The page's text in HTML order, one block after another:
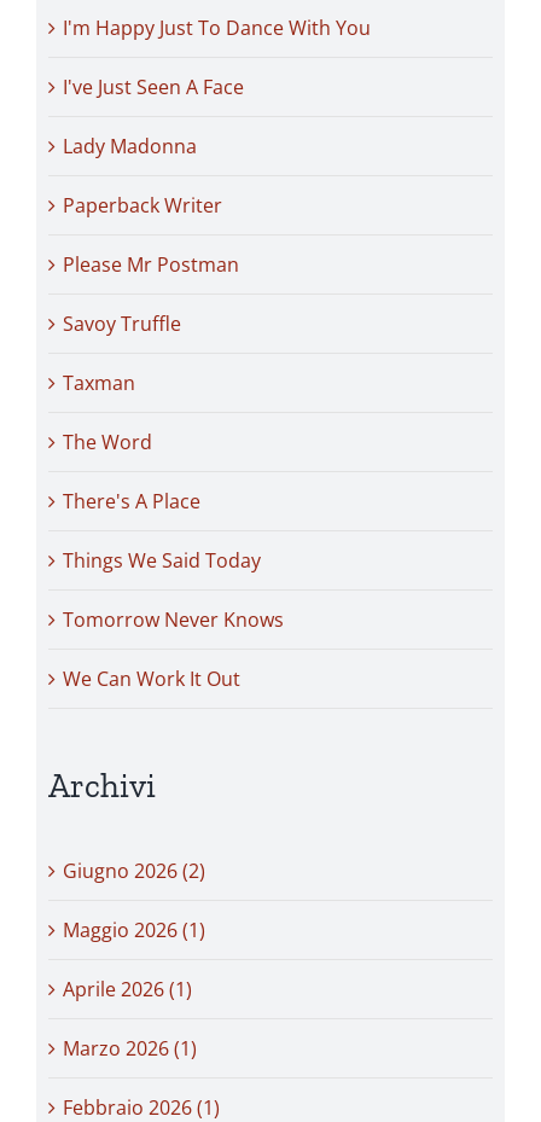
I'm Happy Just To Dance With You
I've Just Seen A Face
Lady Madonna
Paperback Writer
Please Mr Postman
Savoy Truffle
Taxman
The Word
There's A Place
Things We Said Today
Tomorrow Never Knows
We Can Work It Out
Archivi
Giugno 2026 (2)
Maggio 2026 (1)
Aprile 2026 (1)
Marzo 2026 (1)
Febbraio 2026 (1)